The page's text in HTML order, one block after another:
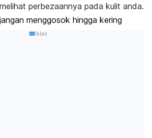
perbezaannya pada kulit anda.
menggosok hingga kering
Iklan